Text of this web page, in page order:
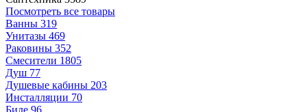
Посмотреть все товары
Ванны 319
Унитазы 469
Раковины 352
Смесители 1805
Душ 77
Душевые кабины 203
Инсталляции 70
Биде 96